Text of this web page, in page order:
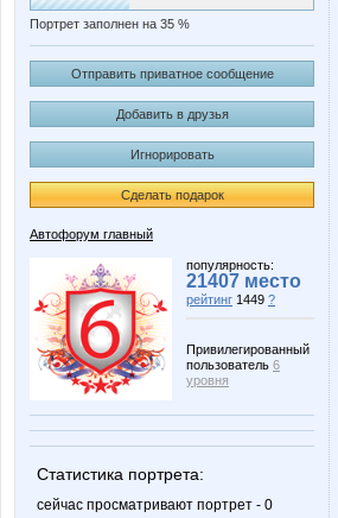
Портрет заполнен на 35 %
Отправить приватное сообщение
Добавить в друзья
Игнорировать
Сделать подарок
Автофорум главный
популярность:
21407 место
рейтинг 1449 ?
Привилегированный
пользователь 6
уровня
Статистика портрета:
сейчас просматривают портрет - 0